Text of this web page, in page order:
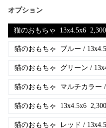
オプション
猫のおもちゃ 13x4.5x6 2,300
猫のおもちゃ ブルー /
猫のおもちゃ グリーン /
猫のおもちゃ マルチカラー
猫のおもちゃ 13x4.5x6 2,300
猫のおもちゃ レッド /